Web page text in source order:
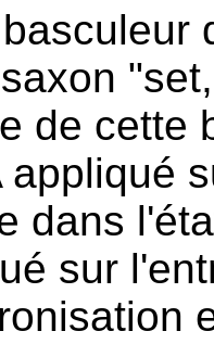
de cette
appliqué
dans
sur